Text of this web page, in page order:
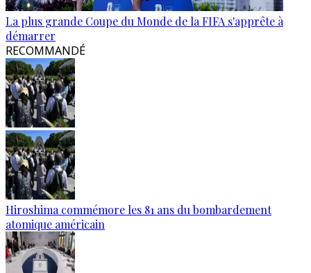
La plus grande Coupe du Monde de la FIFA s'apprête à
démarrer
RECOMMANDÉ
Hiroshima commémore les 81 ans du bombardement
atomique américain